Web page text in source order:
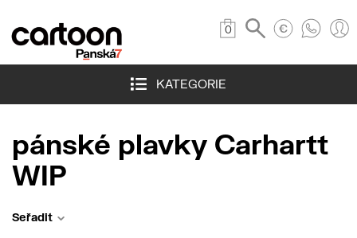
0
KATEGORIE
pánské plavky Carhartt
WIP
Seřadit